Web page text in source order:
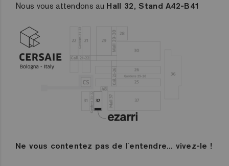
Nous vous attendons au Hall 32, Stand A42-B41
Ne vous contentez pas de l´entendre... vivez-le !